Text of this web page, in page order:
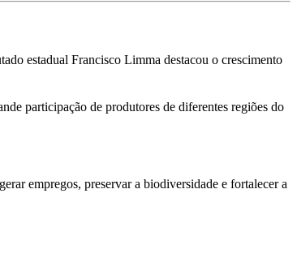
estadual Francisco Limma destacou o crescimento
participação de produtores de diferentes regiões do
empregos, preservar a biodiversidade e fortalecer a